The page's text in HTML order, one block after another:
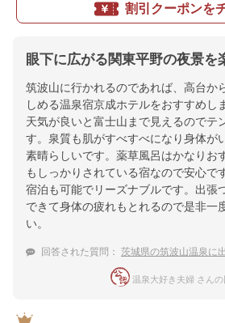
割引クーポンを
眼下に広がる関東平野の夜景を
筑波山に行かれるのであれば、高台か
しめる温泉宿京成ホテルをおすすめし
天気が良いと富士山まで見えるのでテ
す。泉質も肌がすべすべになり身体が
素晴らしいです。薬草風呂はかなりお
もしっかりされている宿なので安心で
宿泊も可能でリーズナブルです。出張
できて身体の疲れもとれるので是非一
い。
回答された質問： 茨城県の筑波山温泉に出張の帰りに
温泉大好き夫婦 さんの